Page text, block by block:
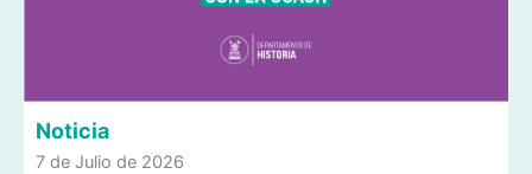
Noticia
7 de Julio de 2026